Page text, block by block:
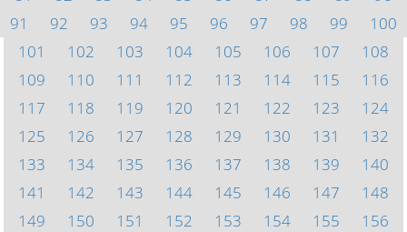
91
92 93 94 95 96 97 98 99
100
101
102 103 104 105 106 107
108
109
110 111 112 113 114 115
116
117
118 119 120 121 122 123
124
125
126 127 128 129 130 131
132
133
134 135 136 137 138 139
140
141
142 143 144 145 146 147
148
149
150 151 152 153 154 155
156